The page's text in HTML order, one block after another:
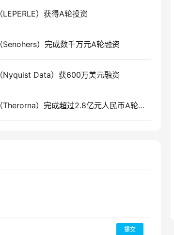
LEPERLE）获得A轮投资
Senohers）完成数千万元A轮融资
Nyquist Data）获600万美元融资
圆因生物（Therorna）完成超过2.8亿元人民币A轮融资
提交